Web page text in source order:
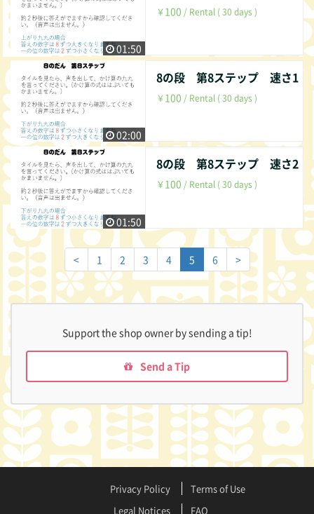
01:50
￥100 / Rental ( 30 days )
02:00
8の段 第8ステップ 速さ1
￥100 / Rental ( 30 days )
01:50
8の段 第8ステップ 速さ2
￥100 / Rental ( 30 days )
< 1 2 3 4 5 6 >
Support the shop owner by sending a tip!
Send a Tip
Privacy Policy
Terms of Use
Legal Notices
FAQ